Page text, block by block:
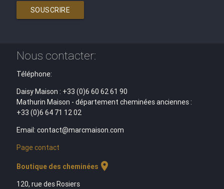
SOUSCRIRE
Nous contacter:
Téléphone:
Daisy Maison : +33 (0)6 60 62 61 90
Mathurin Maison - département cheminées anciennes :
+33 (0)6 64 71 12 02
Email: contact@marcmaison.com
Page contact
Boutique des cheminées location_on
120, rue des Rosiers